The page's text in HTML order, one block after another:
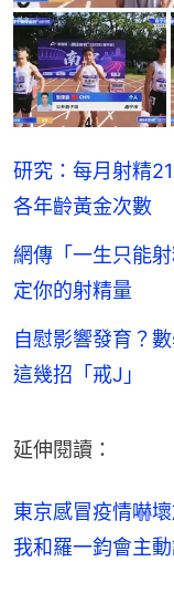
研究：每月射精
各年齡黃金次數
網傳「一生只能
定你的射精量
自慰影響發育？
這幾招「戒J」
延伸閱讀：
東京感冒疫情嚇
我和羅一鈞會主